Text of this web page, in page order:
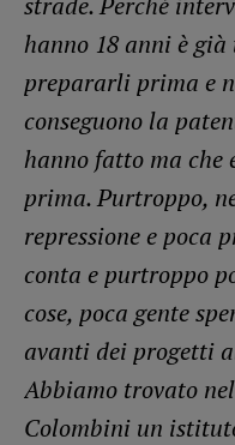
hanno 18 anni è
prepararli prima e
conseguono la
hanno fatto ma
prima. Purtroppo,
repressione e poca
conta e purtroppo
cose, poca gente
avanti dei progetti
Abbiamo trovato
Colombini un